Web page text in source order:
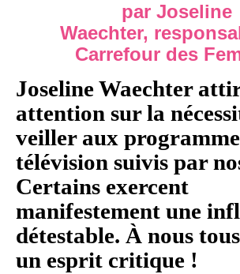
par Joseline
Waechter,
Carrefour des
Joseline Waechter
attention sur la
veiller aux
télévision suivis par
Certains exercent
manifestement une
détestable. À nous
un esprit critique !